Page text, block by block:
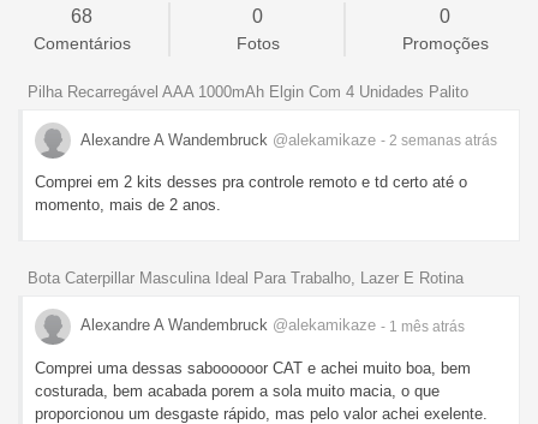
68
Comentários
0
Fotos
0
Promoções
Pilha Recarregável AAA 1000mAh Elgin Com 4 Unidades Palito
Alexandre A Wandembruck @alekamikaze - 2 semanas atrás
Comprei em 2 kits desses pra controle remoto e td certo até o
momento, mais de 2 anos.
Bota Caterpillar Masculina Ideal Para Trabalho, Lazer E Rotina
Alexandre A Wandembruck @alekamikaze - 1 mês atrás
Comprei uma dessas saboooooor CAT e achei muito boa, bem
costurada, bem acabada porem a sola muito macia, o que
proporcionou um desgaste rápido, mas pelo valor achei exelente.